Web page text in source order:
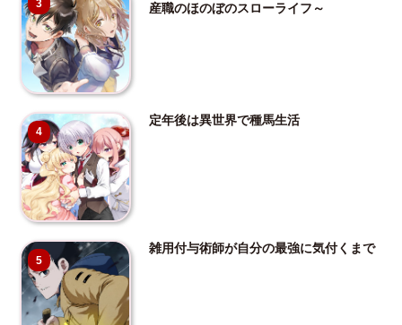
3
産職のほのぼのスローライフ～
4
定年後は異世界で種馬生活
5
雑用付与術師が自分の最強に気付くまで